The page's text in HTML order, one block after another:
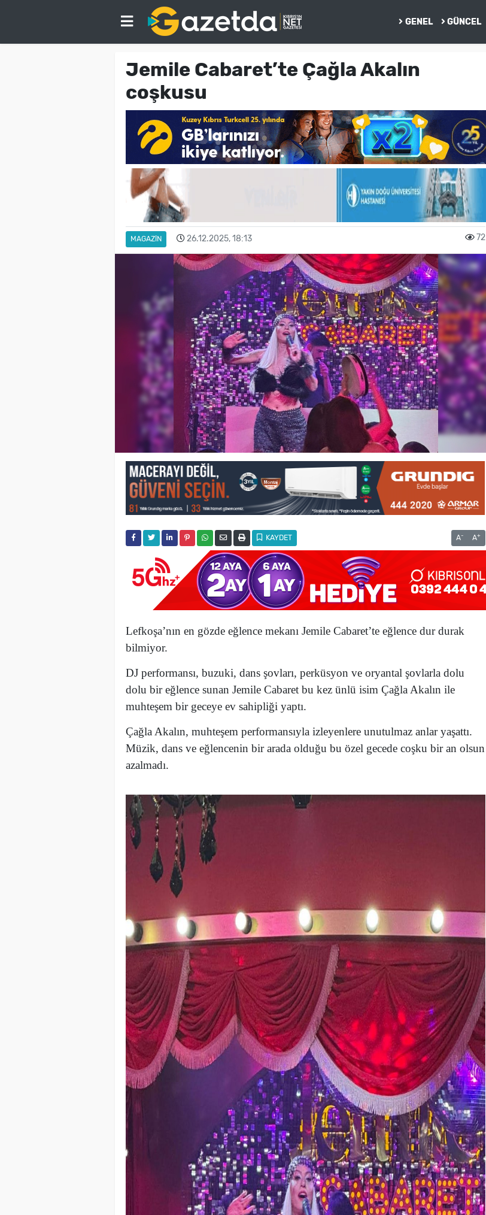
GENEL GÜNCEL
Jemile Cabaret’te Çağla Akalın
coşkusu
MAGAZIN 26.12.2025, 18:13 72
KAYDET A- A+
Lefkoşa’nın en gözde eğlence mekanı Jemile Cabaret’te eğlence dur durak
bilmiyor.
DJ performansı, buzuki, dans şovları, perküsyon ve oryantal şovlarla dolu
dolu bir eğlence sunan Jemile Cabaret bu kez ünlü isim Çağla Akalın ile
muhteşem bir geceye ev sahipliği yaptı.
Çağla Akalın, muhteşem performansıyla izleyenlere unutulmaz anlar yaşattı.
Müzik, dans ve eğlencenin bir arada olduğu bu özel gecede coşku bir an olsun
azalmadı.